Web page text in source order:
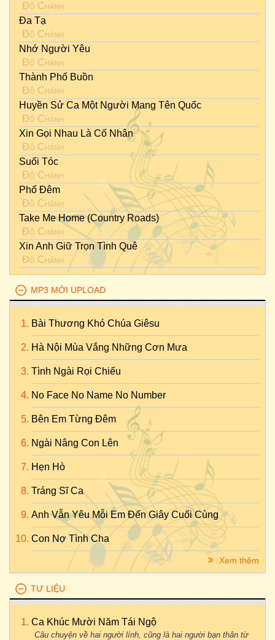
Đỗ Chánh
Đa Tạ
Đỗ Chánh
Nhớ Người Yêu
Đỗ Chánh
Thành Phố Buồn
Đỗ Chánh
Huyền Sử Ca Một Người Mang Tên Quốc
Đỗ Chánh
Xin Gọi Nhau Là Cố Nhân
Đỗ Chánh
Suối Tóc
Đỗ Chánh
Phố Đêm
Đỗ Chánh
Take Me Home (Country Roads)
Đỗ Chánh
Xin Anh Giữ Trọn Tình Quê
Đỗ Chánh
MP3 MỚI UPLOAD
Bài Thương Khó Chúa Giêsu
Hà Nội Mùa Vắng Những Cơn Mưa
Tình Ngài Rọi Chiếu
No Face No Name No Number
Bên Em Từng Đêm
Ngài Nâng Con Lên
Hẹn Hò
Tráng Sĩ Ca
Anh Vẫn Yêu Mỗi Em Đến Giây Cuối Cùng
Con Nợ Tình Cha
Xem thêm
TƯ LIỆU
Ca Khúc Mười Năm Tái Ngộ
Câu chuyện về hai người lính, cũng là hai người bạn thân từ